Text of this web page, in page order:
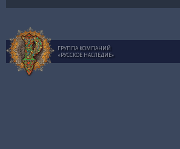
ГРУППА КОМПАНИЙ
«РУССКОЕ НАСЛЕДИЕ»